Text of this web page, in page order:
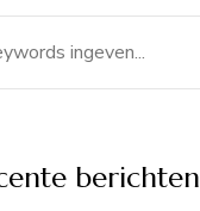
berichten